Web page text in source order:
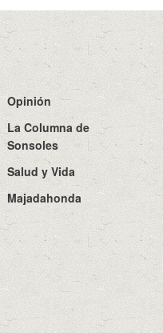
Opinión
La Columna de
Sonsoles
Salud y Vida
Majadahonda